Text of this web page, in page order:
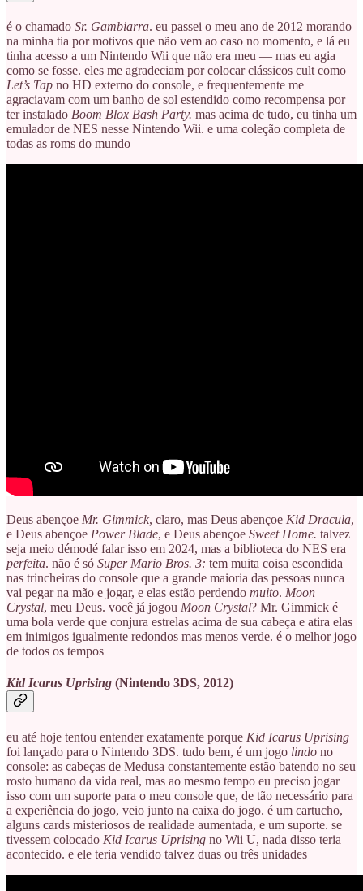
é o chamado Sr. Gambiarra. eu passei o meu ano de 2012 morando
na minha tia por motivos que não vem ao caso no momento, e lá eu
tinha acesso a um Nintendo Wii que não era meu — mas eu agia
como se fosse. eles me agradeciam por colocar clássicos cult como
Let’s Tap no HD externo do console, e frequentemente me
agraciavam com um banho de sol estendido como recompensa por
ter instalado Boom Blox Bash Party. mas acima de tudo, eu tinha um
emulador de NES nesse Nintendo Wii. e uma coleção completa de
todas as roms do mundo
Deus abençoe Mr. Gimmick, claro, mas Deus abençoe Kid Dracula,
e Deus abençoe Power Blade, e Deus abençoe Sweet Home. talvez
seja meio démodé falar isso em 2024, mas a biblioteca do NES era
perfeita. não é só Super Mario Bros. 3: tem muita coisa escondida
nas trincheiras do console que a grande maioria das pessoas nunca
vai pegar na mão e jogar, e elas estão perdendo muito. Moon
Crystal, meu Deus. você já jogou Moon Crystal? Mr. Gimmick é
uma bola verde que conjura estrelas acima de sua cabeça e atira elas
em inimigos igualmente redondos mas menos verde. é o melhor jogo
de todos os tempos
Kid Icarus Uprising (Nintendo 3DS, 2012)
eu até hoje tentou entender exatamente porque Kid Icarus Uprising
foi lançado para o Nintendo 3DS. tudo bem, é um jogo lindo no
console: as cabeças de Medusa constantemente estão batendo no seu
rosto humano da vida real, mas ao mesmo tempo eu preciso jogar
isso com um suporte para o meu console que, de tão necessário para
a experiência do jogo, veio junto na caixa do jogo. é um cartucho,
alguns cards misteriosos de realidade aumentada, e um suporte. se
tivessem colocado Kid Icarus Uprising no Wii U, nada disso teria
acontecido. e ele teria vendido talvez duas ou três unidades